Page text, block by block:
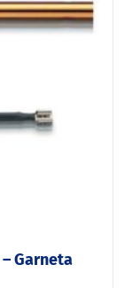
– Garneta